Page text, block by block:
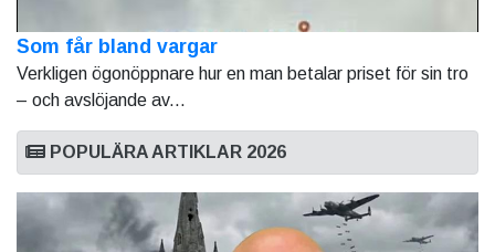
Som får bland vargar
Verkligen ögonöppnare hur en man betalar priset för sin tro
– och avslöjande av...
POPULÄRA ARTIKLAR 2026